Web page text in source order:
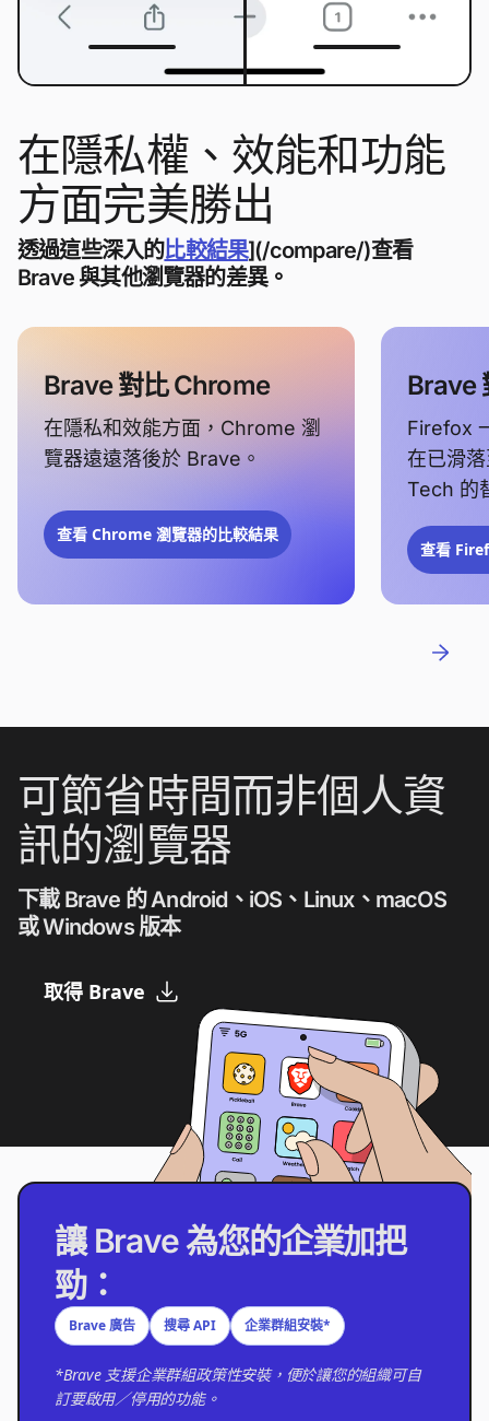
在隱私權、效能和功能
方面完美勝出
透過這些深入的比較結果](/compare/)查看
Brave 與其他瀏覽器的差異。
Brave 對比 Chrome
在隱私和效能方面，Chrome 瀏
覽器遠遠落後於 Brave。
查看 Chrome 瀏覽器的比較結果
Brave
Firefox
在已滑
Tech 的
查看
可節省時間而非個人資
訊的瀏覽器
下載 Brave 的 Android、iOS、Linux、macOS
或 Windows 版本
取得 Brave
讓 Brave 為您的企業加把
勁：
Brave 廣告 搜尋 API 企業群組安裝*
*Brave 支援企業群組政策性安裝，便於讓您的組織可自
訂要啟用／停用的功能。